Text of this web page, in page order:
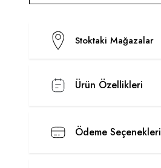
Stoktaki Mağazalar
Ürün Özellikleri
Ödeme Seçenekleri